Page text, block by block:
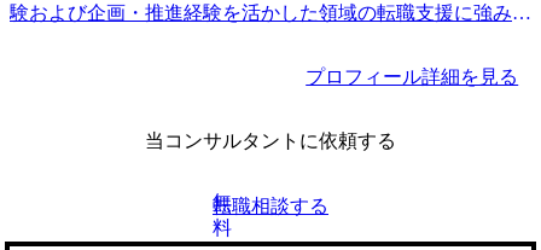
験および企画・推進経験を活かした領域の転職支援に強みを
プロフィール詳細を見る
当コンサルタントに依頼する
無
料
転職相談する